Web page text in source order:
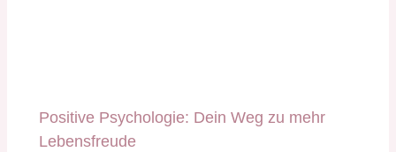
Positive Psychologie: Dein Weg zu mehr
Lebensfreude